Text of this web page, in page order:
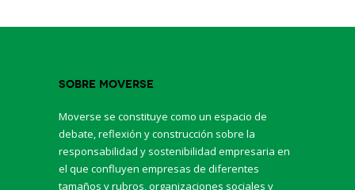
Sobre Moverse
Moverse se constituye como un espacio de
debate, reflexión y construcción sobre la
responsabilidad y sostenibilidad empresaria en
el que confluyen empresas de diferentes
tamaños y rubros, organizaciones sociales y